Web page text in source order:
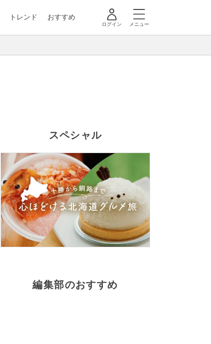
トレンド おすすめ
ログイン メニュー
スペシャル
編集部のおすすめ